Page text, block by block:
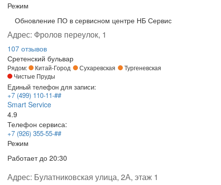
Режим
Обновление ПО в сервисном центре НБ Сервис
Адрес: Фролов переулок, 1
107 отзывов
Сретенский бульвар
Рядом: Китай-Город Сухаревская
Тургеневская
Чистые Пруды
Единый телефон для записи:
+7 (499) 110-11-##
Smart Service
4.9
Телефон сервиса:
+7 (926) 355-55-##
Режим
Работаетдо 20:30
Адрес: Булатниковская улица, 2А, этаж 1